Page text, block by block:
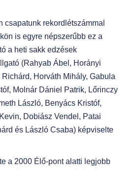
csapatunk rekordlétszámmal
is egyre népszerűbb ez a
a heti sakk edzések
(Rahyab Ábel, Horányi
Horváth Mihály, Gabula
Molnár Dániel Patrik, Lőrinczy
László, Benyács Kristóf,
Dobiász Vendel, Patai
és László Csaba) képviselte
a 2000 Élő-pont alatti legjobb